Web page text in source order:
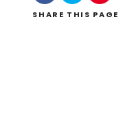
SHARE THIS PAGE